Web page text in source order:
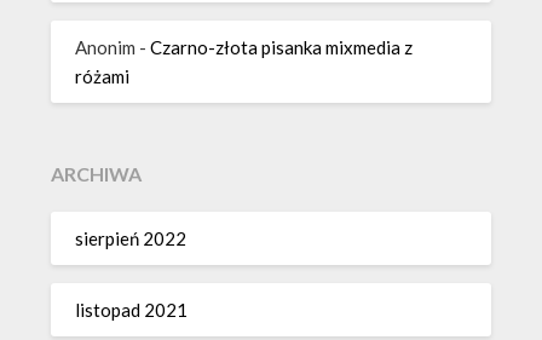
Anonim -Czarno-złota pisanka mixmedia z
różami
ARCHIWA
sierpień 2022
listopad 2021